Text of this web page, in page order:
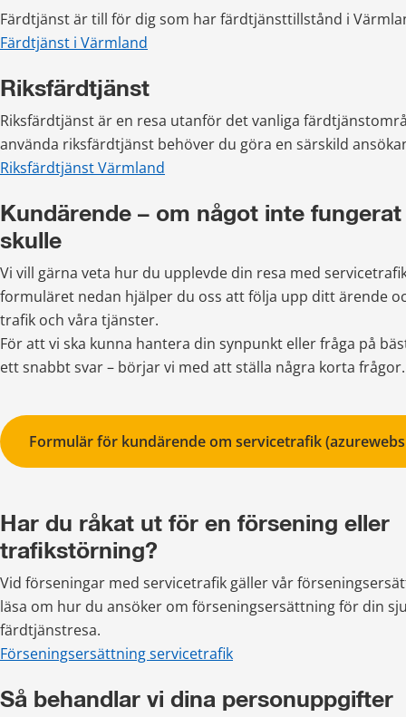
Färdtjänst är till för dig som har färdtjänsttillstånd i
Färdtjänst i Värmland
Riksfärdtjänst
Riksfärdtjänst är en resa utanför det vanliga
använda riksfärdtjänst behöver du göra en särskild
Riksfärdtjänst Värmland
Kundärende – om något inte
skulle
Vi vill gärna veta hur du upplevde din resa med
formuläret nedan hjälper du oss att följa upp ditt ärende
trafik och våra tjänster.
För att vi ska kunna hantera din synpunkt eller fråga på
ett snabbt svar – börjar vi med att ställa några korta frågor.
Formulär för kundärende om servicetrafik
Har du råkat ut för en försening eller
trafikstörning?
Vid förseningar med servicetrafik gäller vår
läsa om hur du ansöker om förseningsersättning för din
färdtjänstresa.
Förseningsersättning servicetrafik
Så behandlar vi dina personuppgifter